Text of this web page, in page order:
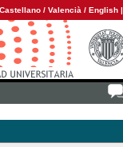
Castellano / Valencià / English |